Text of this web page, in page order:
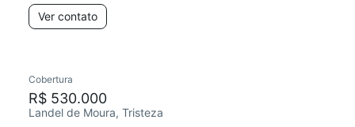
Ver contato
Cobertura
R$ 530.000
Landel de Moura, Tristeza